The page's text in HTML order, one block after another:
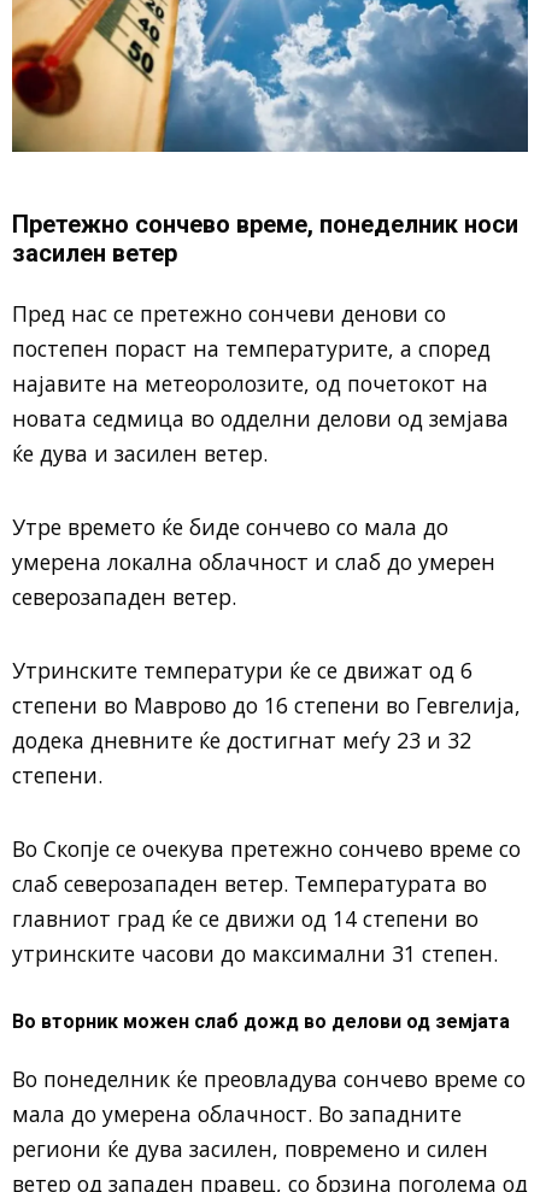
Претежно сончево време, понеделник носи
засилен ветер
Пред нас се претежно сончеви денови со
постепен пораст на температурите, а според
најавите на метеоролозите, од почетокот на
новата седмица во одделни делови од земјава
ќе дува и засилен ветер.
Утре времето ќе биде сончево со мала до
умерена локална облачност и слаб до умерен
северозападен ветер.
Утринските температури ќе се движат од 6
степени во Маврово до 16 степени во Гевгелија,
додека дневните ќе достигнат меѓу 23 и 32
степени.
Во Скопје се очекува претежно сончево време со
слаб северозападен ветер. Температурата во
главниот град ќе се движи од 14 степени во
утринските часови до максимални 31 степен.
Во вторник можен слаб дожд во делови од земјата
Во понеделник ќе преовладува сончево време со
мала до умерена облачност. Во западните
региони ќе дува засилен, повремено и силен
ветер од западен правец, со брзина поголема од